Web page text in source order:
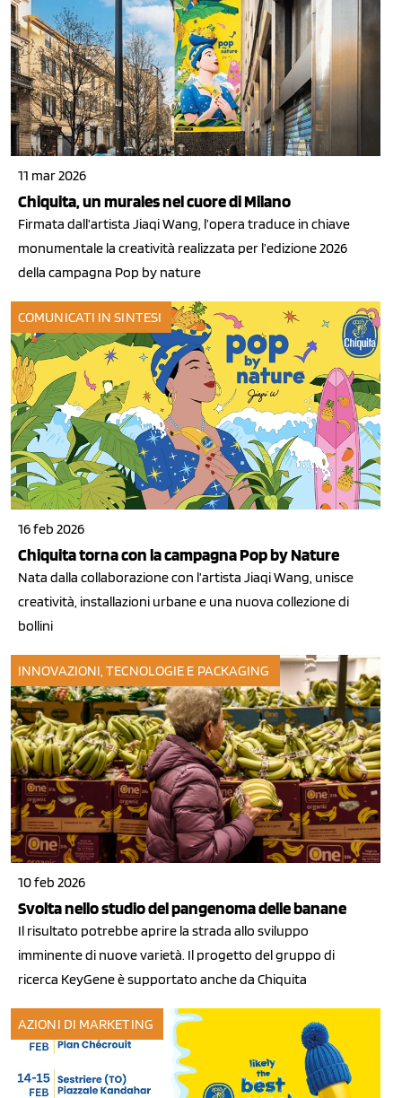
11 mar 2026
Chiquita, un murales nel cuore di Milano
Firmata dall’artista Jiaqi Wang, l’opera traduce in chiave
monumentale la creatività realizzata per l’edizione 2026
della campagna Pop by nature
COMUNICATI IN SINTESI
16 feb 2026
Chiquita torna con la campagna Pop by Nature
Nata dalla collaborazione con l’artista Jiaqi Wang, unisce
creatività, installazioni urbane e una nuova collezione di
bollini
INNOVAZIONI, TECNOLOGIE E PACKAGING
10 feb 2026
Svolta nello studio del pangenoma delle banane
Il risultato potrebbe aprire la strada allo sviluppo
imminente di nuove varietà. Il progetto del gruppo di
ricerca KeyGene è supportato anche da Chiquita
AZIONI DI MARKETING